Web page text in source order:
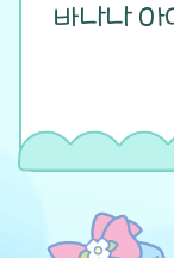
바나나 아